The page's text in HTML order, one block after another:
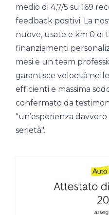
medio di 4,7/5 su 169
feedback positivi. La
nuove, usate e km 0 di
finanziamenti
mesi e un team
garantisce velocità
efficienti e massima
confermato da
"un’esperienza davvero
serietà".